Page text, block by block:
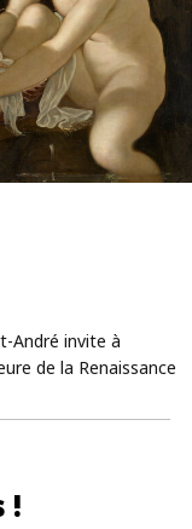
André invite à
de la Renaissance
!